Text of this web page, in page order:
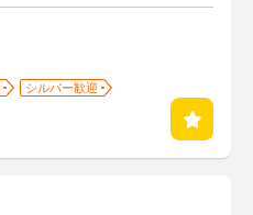
シルバー歓迎